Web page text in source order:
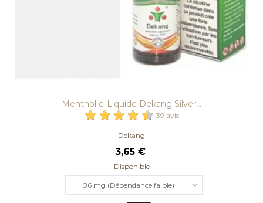
Menthol e-Liquide Dekang Silver...
39 avis
Dekang
3,65 €
Disponible
06 mg (Dépendance faible)